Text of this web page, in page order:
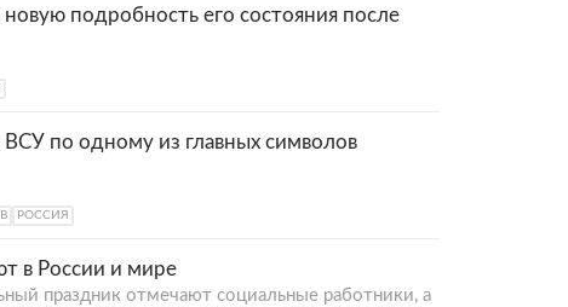
подробность его состояния после
ВСУ по одному из главных символов
РОССИЯ
в России и мире
праздник отмечают социальные работники, а